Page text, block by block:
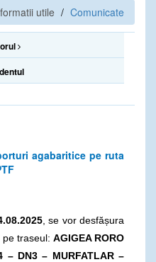
utile Comunicate
agabaritice pe ruta
, se vor desfășura
traseul: AGIGEA RORO
– DN3 – MURFATLAR –